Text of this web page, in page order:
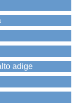
adige